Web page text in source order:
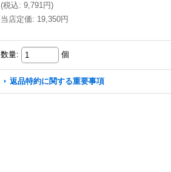
(税込: 9,791円)
当店定価: 19,350円
数量: 個
返品特約に関する重要事項